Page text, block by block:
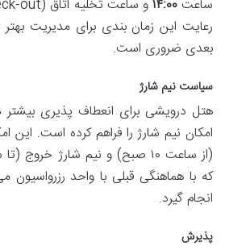
ساعت۱۴:۰۰و ساعت تخلیه اتاق (Check-out) ساعت
رعایت این زمان بندی برای مدیریت
بعدی ضروری است.
سیاست نیم شارژ
هتل درویشی برای انعطاف پذیری بیشتر
امکان نیم شارژ را فراهم کرده است. این
که با هماهنگی قبلی با واحد رزرواسیون
انجام گیرد.
پذیرش